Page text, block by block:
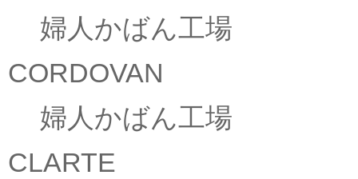
婦人かばん工場
CORDOVAN
婦人かばん工場
CLARTE